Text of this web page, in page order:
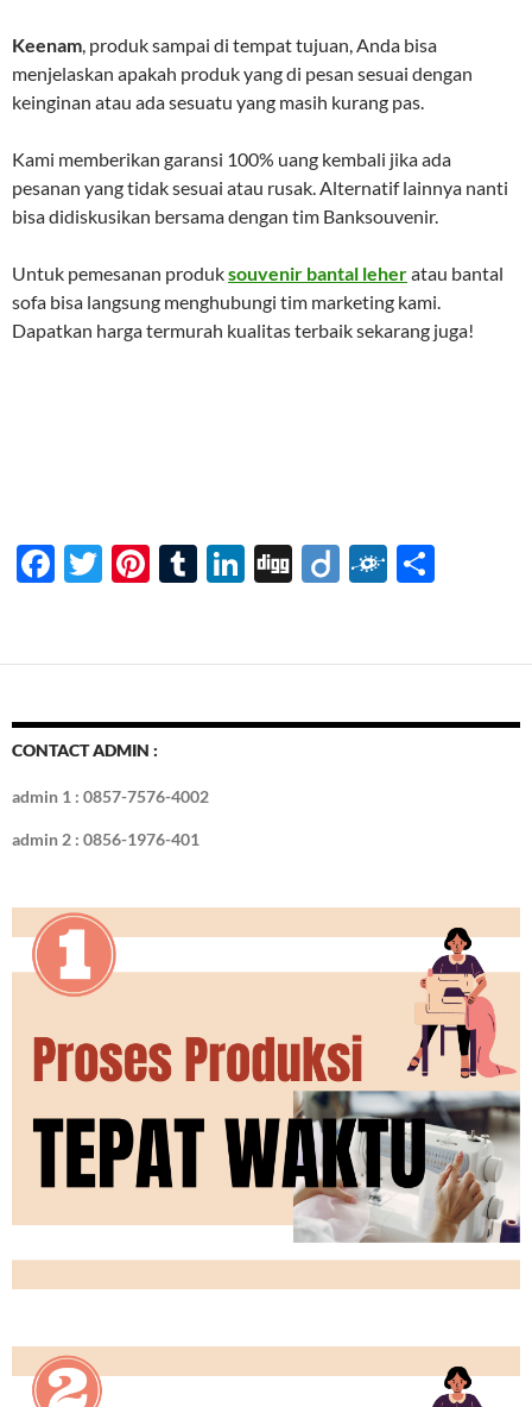
Keenam, produk sampai di tempat tujuan, Anda bisa
menjelaskan apakah produk yang di pesan sesuai dengan
keinginan atau ada sesuatu yang masih kurang pas.
Kami memberikan garansi 100% uang kembali jika ada
pesanan yang tidak sesuai atau rusak. Alternatif lainnya nanti
bisa didiskusikan bersama dengan tim Banksouvenir.
Untuk pemesanan produksouvenir bantal leheratau bantal
sofa bisa langsung menghubungi tim marketing kami.
Dapatkan harga termurah kualitas terbaik sekarang juga!
F
b
o
o
k
T
er
Pi
es
t
T
bl
r
Li
e
dI
Di Di F
d e
CONTACT ADMIN :
admin 1 : 0857-7576-4002
admin 2 : 0856-1976-401